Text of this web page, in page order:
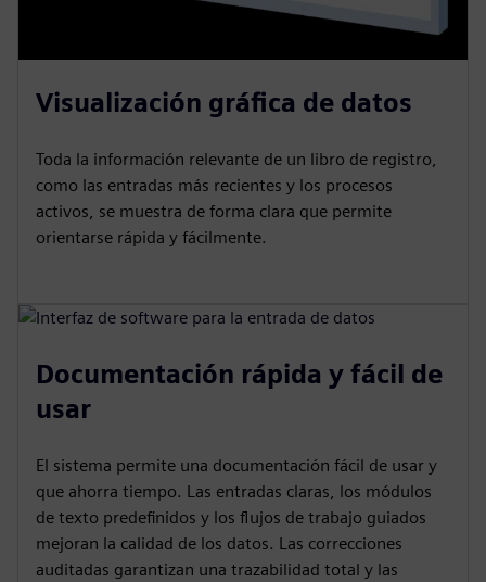
Visualización gráfica de datos
Toda la información relevante de un libro de registro,
como las entradas más recientes y los procesos
activos, se muestra de forma clara que permite
orientarse rápida y fácilmente.
Documentación rápida y fácil de
usar
El sistema permite una documentación fácil de usar y
que ahorra tiempo. Las entradas claras, los módulos
de texto predefinidos y los flujos de trabajo guiados
mejoran la calidad de los datos. Las correcciones
auditadas garantizan una trazabilidad total y las